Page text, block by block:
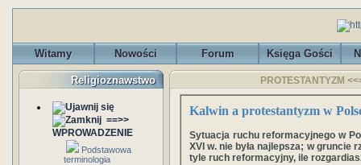
Witamy Nowości Forum Księga Gości
Religioznawstwo
==>>
WPROWADZENIE
Podstawowa
terminologia
PROTESTANTYZM
Kalwin a protestantyzm w
Sytuacja ruchu reformacyjnego w
XVI w. nie była najlepsza; w gruncie
tyle ruch reformacyjny, ile